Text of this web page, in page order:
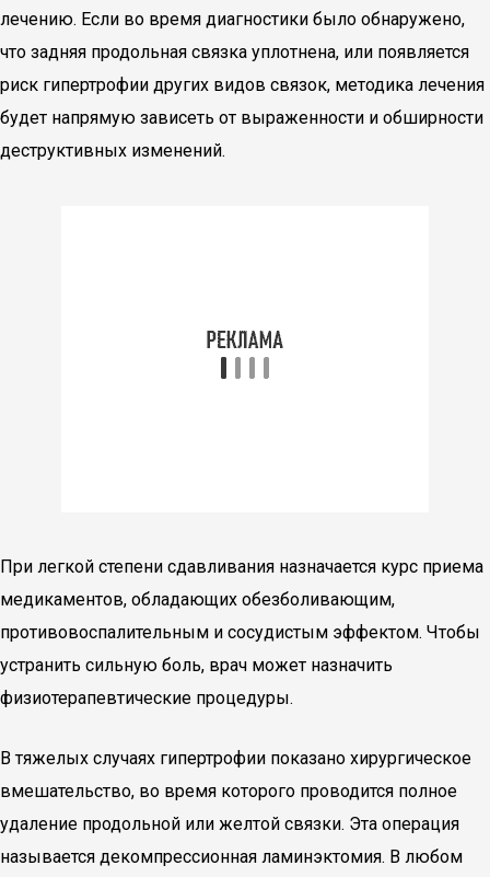
лечению. Если во время диагностики было обнаружено,
что задняя продольная связка уплотнена, или появляется
риск гипертрофии других видов связок, методика лечения
будет напрямую зависеть от выраженности и обширности
деструктивных изменений.
При легкой степени сдавливания назначается курс приема
медикаментов, обладающих обезболивающим,
противовоспалительным и сосудистым эффектом. Чтобы
устранить сильную боль, врач может назначить
физиотерапевтические процедуры.
В тяжелых случаях гипертрофии показано хирургическое
вмешательство, во время которого проводится полное
удаление продольной или желтой связки. Эта операция
называется декомпрессионная ламинэктомия. В любом